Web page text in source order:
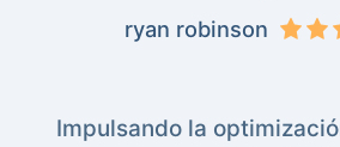
ryan robinson
Impulsando la